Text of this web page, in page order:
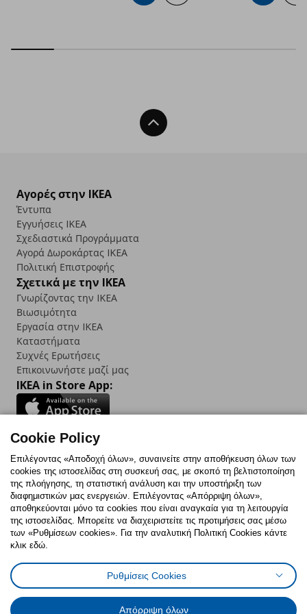
Back To Top
Αγορές στην IKEA
Έντυπα
Εγγυήσεις IKEA
Σχεδιαστικά Προγράμματα
Αγορά Δωρoκάρτας IKEA
Πολιτική Επιστροφής
Σχετικά με την IKEA
Γνωρίζοντας την IKEA
Βιωσιμότητα
Εργασία στην IKEA
Καταστήματα
Συχνές Ερωτήσεις
Επικοινωνήστε μαζί μας
IKEA in Store App:
Follow us:
FacebookInstagram
TikTokYoutubePinterestTwitter
Πολιτική CookiesΔήλωση ψηφιακής προσβασιμότητας
Ρυθμίσεις cookiesΌροι Χρήσης
Γενική Πολιτική Προσωπικών Δεδομένων
Πολιτική Προσωπικών Δεδομένων για ΙΚΕΑ.gr
Cookie Policy
Επιλέγοντας «Αποδοχή όλων», συναινείτε στην αποθήκευση όλων των
cookies της ιστοσελίδας στη συσκευή σας, με σκοπό τη βελτιστοποίηση
της πλοήγησης, τη στατιστική ανάλυση και την υποστήριξη των
διαφημιστικών μας ενεργειών. Επιλέγοντας «Απόρριψη όλων»,
αποθηκεύονται μόνο τα cookies που είναι αναγκαία για τη λειτουργία
της ιστοσελίδας. Μπορείτε να διαχειριστείτε τις προτιμήσεις σας μέσω
των «Ρυθμίσεων cookies». Για την αναλυτική Πολιτική Cookies κάντε
κλικ εδώ.
Ρυθμίσεις Cookies
Απόρριψη όλων